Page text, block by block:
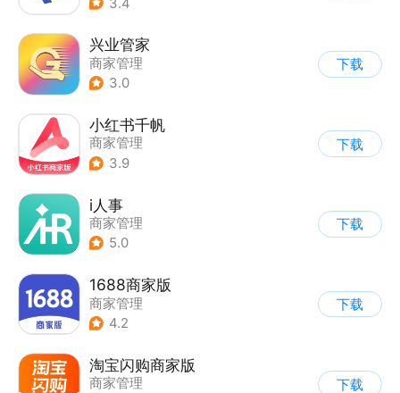
3.4
兴业管家
商家管理
3.0
下载
小红书千帆
商家管理
3.9
下载
i人事
商家管理
5.0
下载
1688商家版
商家管理
4.2
下载
淘宝闪购商家版
商家管理
下载